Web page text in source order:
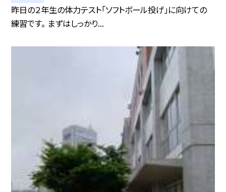
昨日の２年生の体力テスト「ソフトボール投げ」に向けての
練習です。 まずはしっかり...